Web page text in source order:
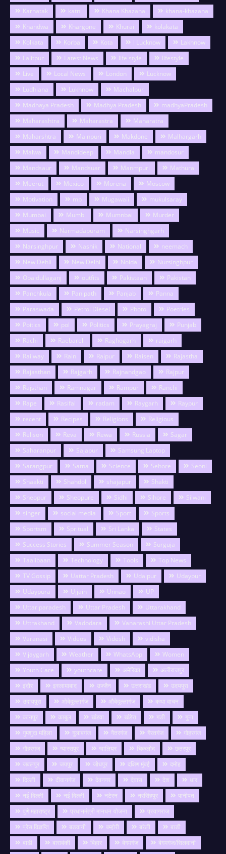
Karnatak
katni Khana Khazana
khana-khazana
Khandwa
Khargone Khurai
kolakata
Kolkata
Korba Kota l Lucknow
Lakhnow
Lalitpur
Latest News life style
lifestyle
Live
Local News London
Lucknow
Ludhiana
Lukhnow
Machalpur
Madhaya Pradesh
Madhya Pradesh
madhyaPradesh
Maharashtra
Maharastra
Maharatra
Maharshtra
Mainpuri Makdone
Malhargarh
Malwa
Mandideep Mandla
mandosur
Mandsaur
Mandsuar Manmpuri
Mathura
Meerut
Mexico Morena
Moscow
Motivation
mp Mugawali
mukulsaray
Mumbai
Mumbi Mumnbai
Murder
Music
Narmadapuram
Narsinghgarh
Narsinghpur
Nashik National
neemach
New Dehli
New Delhi Noida
Nursinghpur
Obaidullaganj
outfits Pakistaan
Pakistan
Panchkula
Panipath Panjab
Panna
Paraswada
Petrol Diesel Photo
Poetries
Poitics
pol Politics Prayagraj
Punjab
Rachi
Raebareli Raghogarh
raigarh
Railway
Rain Raipur Raisen
Rajastha
Rajasthan
Rajgarh Rajnandgao
Rajpur
Rajsthan
Ramnagar Rampur
Ranchi
Rape
Rasifal ratlam Raygarh
Raypur
recent
Recipes Religions
Religious
Relison
Reva Rewa Russia
Sagar
Saharanpur
Sajapur
Samsung Laptop
Sarangpur
Satna Science Sehore
Seoni
Shaakti
Shahdol shajapur
Shakti
Sheopur
Sheopure Sidhi Sihore
Silwani
singer
social media Sport
Sports
Sportsm
Spritual Sri Lanka
States
Success Stories
Summer Season
Surguja
Taalibaan
Technology Tools
Top News
TV Gossip
Uattar Pradesh Udaipur
Udaypur
Udaypura
Ujjain Unnao
UP
Uttar paradesh
Uttar Pradesh
Uttarakhand
Uttrakhand
Vadodara
Vanarashi Uttar Pradesh
Varanasi
Videos Videsh
vidisha
Vijaygarh
Weather WhatsApp
Women
Youth Care
youthcare अमेरिका
अलीराजपुर
इंदौर
इस्लामाबाद उज्जैन उत्तराखंड
उदयपुरा
उदायपुरा
ओबेदुल्लागंज औबेदुल्लागंज
कथा वाचन
कानपुर
काबुल खंडवा खंडेरा गङी
गुना
गुमशुदा महिला
गुलाबगंज गैतरगंज गैरतगंज
गोहरगंज
गौहरगंज
ग्यारसपुर ग्वालियर चिकलोद
छतरपुर
जबलपुर
जयपुर जोधपुर दक्षिण मुंबई
दमोह
दिल्ली
दीवानगंज देवनगर देवास देश
धार
नई दिल्ली
नई दिल्ली नटेरन नरसिंहपुर
पानीपत
पुणे महाराष्ट्र
प्रधानमंत्री मानधन योजना
प्रयागराज
प्रेस विज्ञप्ति
बङवानी बम्होरी बरेली
बाङी
बाडी
बाराबंकी बिहार बेगमगंज
बेगमगंज/सिलवानी